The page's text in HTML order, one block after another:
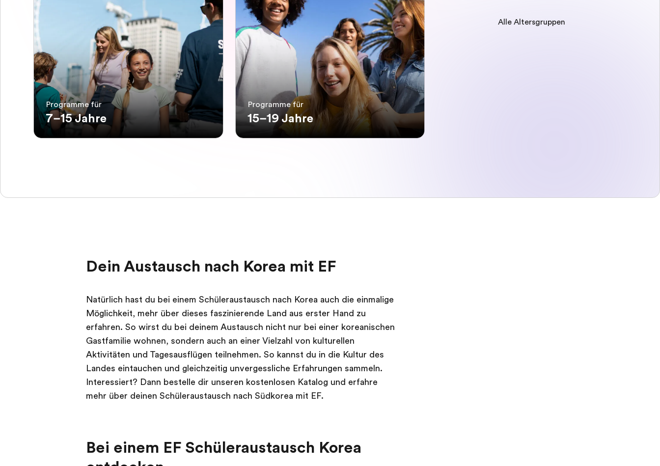
Programme für
7–15 Jahre
Programme für
15–19 Jahre
Alle Altersgruppen
Dein Austausch nach Korea mit EF
Natürlich hast du bei einem Schüleraustausch nach Korea auch die einmalige
Möglichkeit, mehr über dieses faszinierende Land aus erster Hand zu
erfahren. So wirst du bei deinem Austausch nicht nur bei einer koreanischen
Gastfamilie wohnen, sondern auch an einer Vielzahl von kulturellen
Aktivitäten und Tagesausflügen teilnehmen. So kannst du in die Kultur des
Landes eintauchen und gleichzeitig unvergessliche Erfahrungen sammeln.
Interessiert? Dann bestelle dir unseren kostenlosen Katalog und erfahre
mehr über deinen Schüleraustausch nach Südkorea mit EF.
Bei einem EF Schüleraustausch Korea